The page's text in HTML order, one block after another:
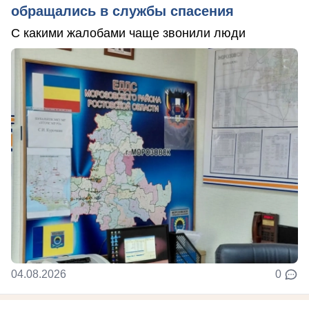
обращались в службы спасения
С какими жалобами чаще звонили люди
04.08.2026 0